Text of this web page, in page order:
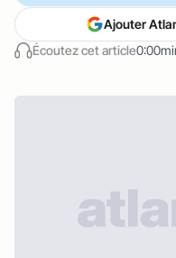
Écoutez cet article
Ajouter